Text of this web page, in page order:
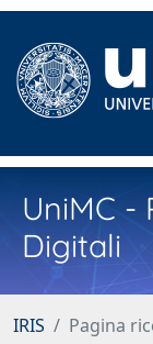
UniMC -
Digitali
IRIS Pagina